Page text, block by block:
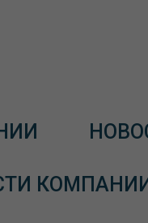
КОМПАНИИ